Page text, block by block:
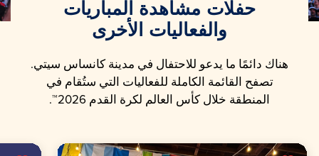
حفلات مشاهدة المباريات
والفعاليات الأخرى
هناك دائمًا ما يدعو للاحتفال في مدينة كانساس سيتي.
تصفح القائمة الكاملة للفعاليات التي ستُقام في
المنطقة خلال كأس العالم لكرة القدم 2026™.